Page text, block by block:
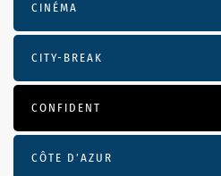
CINÉMA
CITY-BREAK
CONFIDENT
CÔTE D’AZUR